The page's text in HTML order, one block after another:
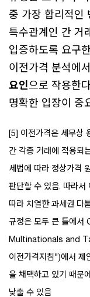
중 가장 합리적인
특수관계인 간 거
입증하도록 요구
이전가격 분석에서
요인으로 작용한
명확한 입장이 중
[5] 이전가격은 세무상
간 각종 거래에 적용되
세법에 따라 정상가격
판단할 수 있음. 따라서
따라 치열한 과세권 다
규정은 모두 큰 틀에
Multinationals and
이전가격지침")에서
을 채택하고 있기 때문
낮출 수 있음